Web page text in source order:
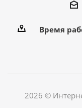
Время
2026 ©